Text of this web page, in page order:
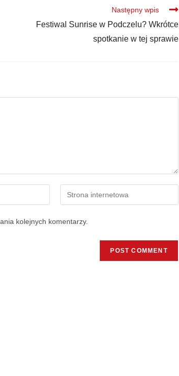
Następny wpis
Festiwal Sunrise w Podczelu? Wkrótce
spotkanie w tej sprawie
kolejnych komentarzy.